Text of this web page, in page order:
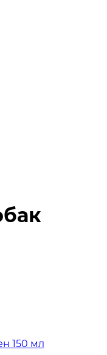
150 мл